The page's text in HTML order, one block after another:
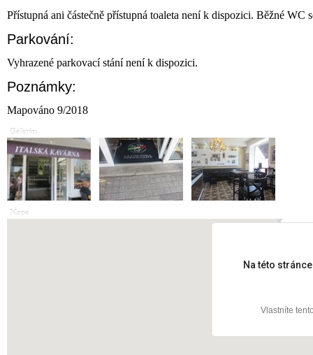
Přístupná ani částečně přístupná toaleta není k dispozici. Běžné WC
Parkování:
Vyhrazené parkovací stání není k dispozici.
Poznámky:
Mapováno 9/2018
Galerie:
Mapa
Na této
Vlastníte